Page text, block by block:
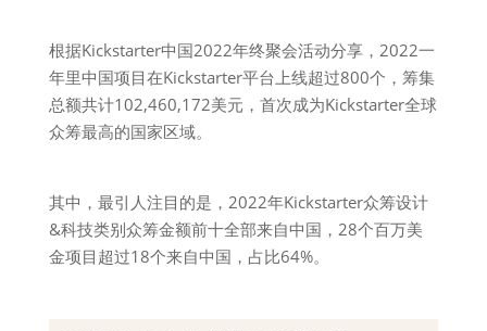
根据Kickstarter中国2022年终聚会活动分享，2022一
年里中国项目在Kickstarter平台上线超过800个，筹集
总额共计102,460,172美元，首次成为Kickstarter全球
众筹最高的国家区域。
其中，最引人注目的是，2022年Kickstarter众筹设计
&科技类别众筹金额前十全部来自中国，28个百万美
金项目超过18个来自中国，占比64%。